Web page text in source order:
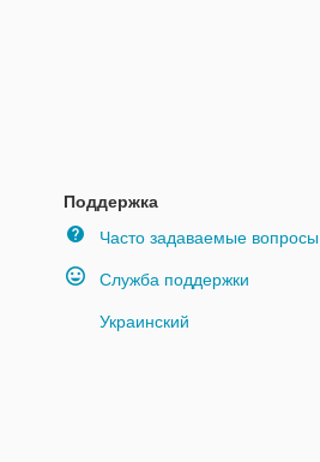
Поддержка
Часто задаваемые вопросы
Служба поддержки
Украинский